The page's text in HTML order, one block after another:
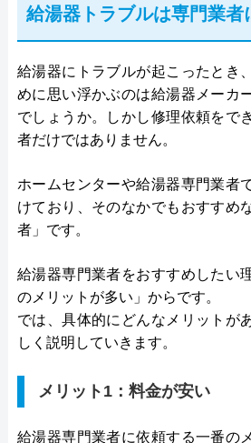
給湯器トラブルは専門業者
給湯器にトラブルが起こったとき
めに思い浮かぶのは給湯器メーカ
でしょうか。しかし修理依頼をで
者だけではありません。
ホームセンターや給湯器専門業者
けており、そのなかでもおすすめ
者」です。
給湯器専門業者をおすすめしたい
のメリットが多い」からです。
では、具体的にどんなメリットが
しく説明していきます。
メリット1：料金が安い
給湯器専門業者に依頼する一番の